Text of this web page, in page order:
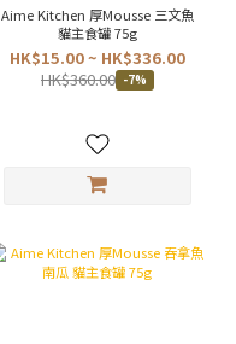
Aime Kitchen 厚Mousse 三文魚
貓主食罐 75g
HK$15.00 ~ HK$336.00
HK$360.00 -7%